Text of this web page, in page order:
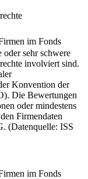
im Fonds
sehr schwere
involviert sind.
Konvention der
Die Bewertungen
oder mindestens
Firmendaten
(Datenquelle: ISS
im Fonds